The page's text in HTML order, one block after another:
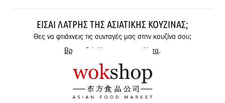
ΕΊΣΑΙ ΛΆΤΡΗΣ ΤΗΣ ΑΣΙΑΤΙΚΉΣ ΚΟΥΖΊΝΑΣ;
Θες να φτιάχνεις τις συνταγές μας στην κουζίνα σου;
Βρες εδώ όλα μας τα προϊόντα.